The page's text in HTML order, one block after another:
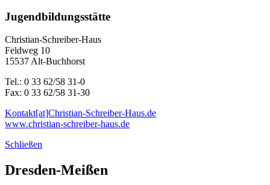
Jugendbildungsstätte
Christian-Schreiber-Haus
Feldweg 10
15537 Alt-Buchhorst
Tel.: 0 33 62/58 31-0
Fax: 0 33 62/58 31-30
Kontakt[at]Christian-Schreiber-Haus.de
www.christian-schreiber-haus.de
Schließen
Dresden-Meißen